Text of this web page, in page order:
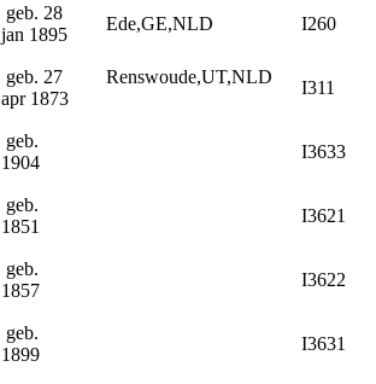
geb. 28
jan 1895
Ede,GE,NLD I260
geb. 27
apr 1873
Renswoude,UT,NLD
I311
geb.
1904
I3633
geb.
1851
I3621
geb.
1857
I3622
geb.
1899
I3631